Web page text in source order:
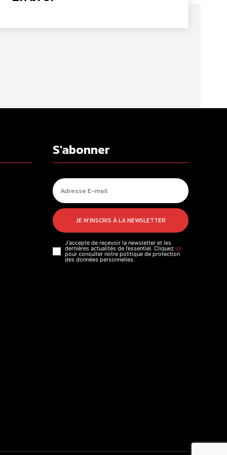
S'abonner
JE M'INSCRIS À LA NEWSLETTER
J'accepte de recevoir la newsletter et les
dernières actualités de l’essentiel. Cliquez ici
pour consulter notre politique de protection
des données personnelles.